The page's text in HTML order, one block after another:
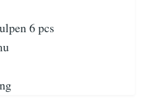
6 pcs